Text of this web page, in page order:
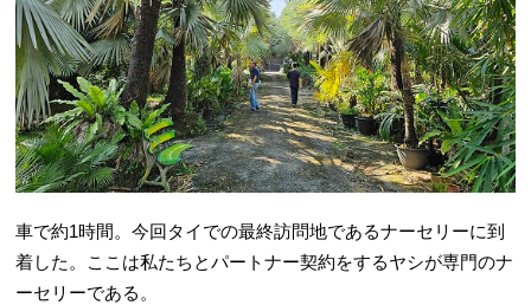
車で約1時間。今回タイでの最終訪問地であるナーセリーに到
着した。ここは私たちとパートナー契約をするヤシが専門のナ
ーセリーである。